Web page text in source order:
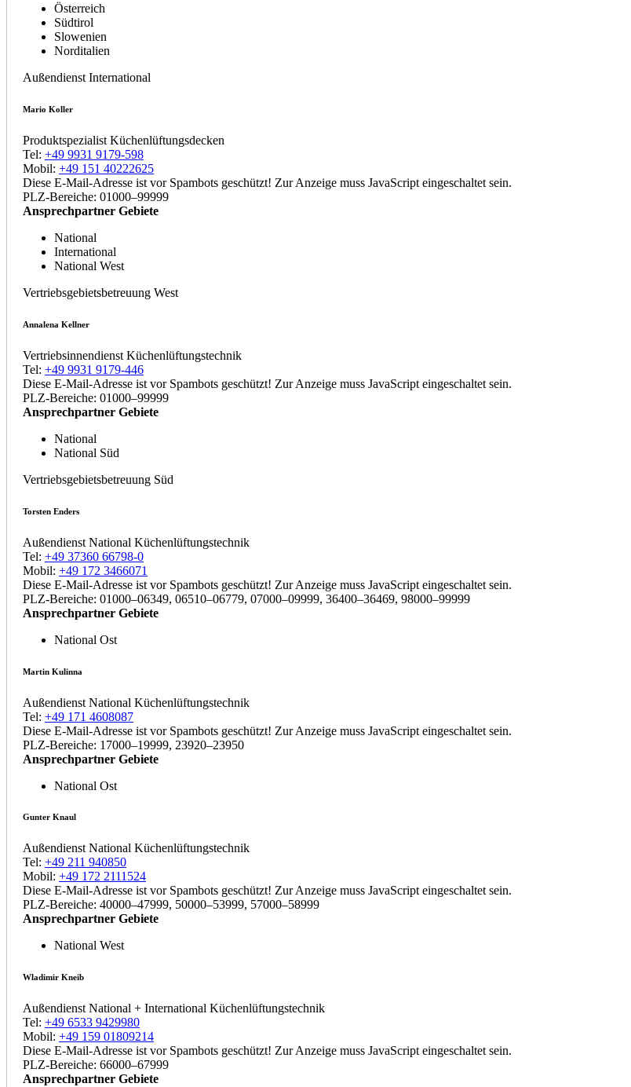
Österreich
Südtirol
Slowenien
Norditalien
Außendienst International
Mario Koller
Produktspezialist Küchenlüftungsdecken
Tel: +49 9931 9179-598
Mobil: +49 151 40222625
Diese E-Mail-Adresse ist vor Spambots geschützt! Zur Anzeige muss JavaScript eingeschaltet sein.
PLZ-Bereiche: 01000–99999
Ansprechpartner Gebiete
National
International
National West
Vertriebsgebietsbetreuung West
Annalena Kellner
Vertriebsinnendienst Küchenlüftungstechnik
Tel: +49 9931 9179-446
Diese E-Mail-Adresse ist vor Spambots geschützt! Zur Anzeige muss JavaScript eingeschaltet sein.
PLZ-Bereiche: 01000–99999
Ansprechpartner Gebiete
National
National Süd
Vertriebsgebietsbetreuung Süd
Torsten Enders
Außendienst National Küchenlüftungstechnik
Tel: +49 37360 66798-0
Mobil: +49 172 3466071
Diese E-Mail-Adresse ist vor Spambots geschützt! Zur Anzeige muss JavaScript eingeschaltet sein.
PLZ-Bereiche: 01000–06349, 06510–06779, 07000–09999, 36400–36469, 98000–99999
Ansprechpartner Gebiete
National Ost
Martin Kulinna
Außendienst National Küchenlüftungstechnik
Tel: +49 171 4608087
Diese E-Mail-Adresse ist vor Spambots geschützt! Zur Anzeige muss JavaScript eingeschaltet sein.
PLZ-Bereiche: 17000–19999, 23920–23950
Ansprechpartner Gebiete
National Ost
Gunter Knaul
Außendienst National Küchenlüftungstechnik
Tel: +49 211 940850
Mobil: +49 172 2111524
Diese E-Mail-Adresse ist vor Spambots geschützt! Zur Anzeige muss JavaScript eingeschaltet sein.
PLZ-Bereiche: 40000–47999, 50000–53999, 57000–58999
Ansprechpartner Gebiete
National West
Wladimir Kneib
Außendienst National + International Küchenlüftungstechnik
Tel: +49 6533 9429980
Mobil: +49 159 01809214
Diese E-Mail-Adresse ist vor Spambots geschützt! Zur Anzeige muss JavaScript eingeschaltet sein.
PLZ-Bereiche: 66000–67999
Ansprechpartner Gebiete